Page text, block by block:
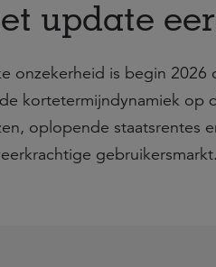
update
onzekerheid is begin
kortetermijndynamiek op
oplopende staatsrentes
gebruikersmarkt.